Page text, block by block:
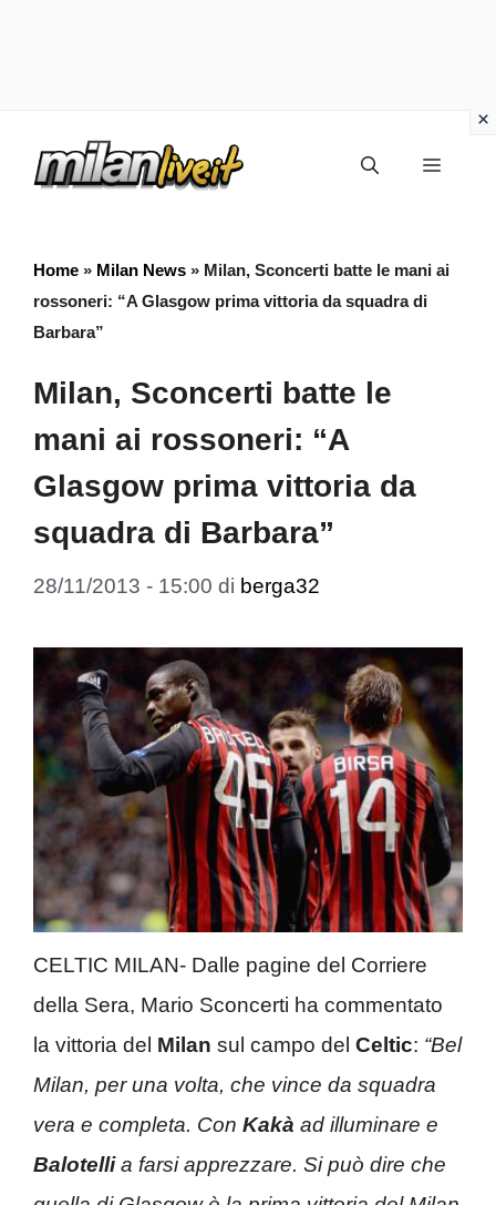
Menu
Home » Milan News » Milan, Sconcerti batte le mani ai
rossoneri: “A Glasgow prima vittoria da squadra di
Barbara”
Milan, Sconcerti batte le
mani ai rossoneri: “A
Glasgow prima vittoria da
squadra di Barbara”
28/11/2013 - 15:00 di berga32
CELTIC MILAN- Dalle pagine del Corriere
della Sera, Mario Sconcerti ha commentato
la vittoria del Milan sul campo del Celtic: “Bel
Milan, per una volta, che vince da squadra
vera e completa. Con Kakà ad illuminare e
Balotellia farsi apprezzare. Si può dire che